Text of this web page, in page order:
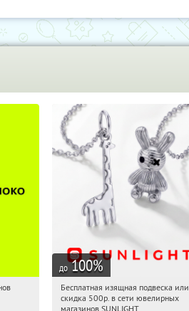
до 100%
19:46:52 Получили:
Россия
Бесплатная изящная подвеска или
скидка 500р. в сети ювелирных
магазинов SUNLIGHT